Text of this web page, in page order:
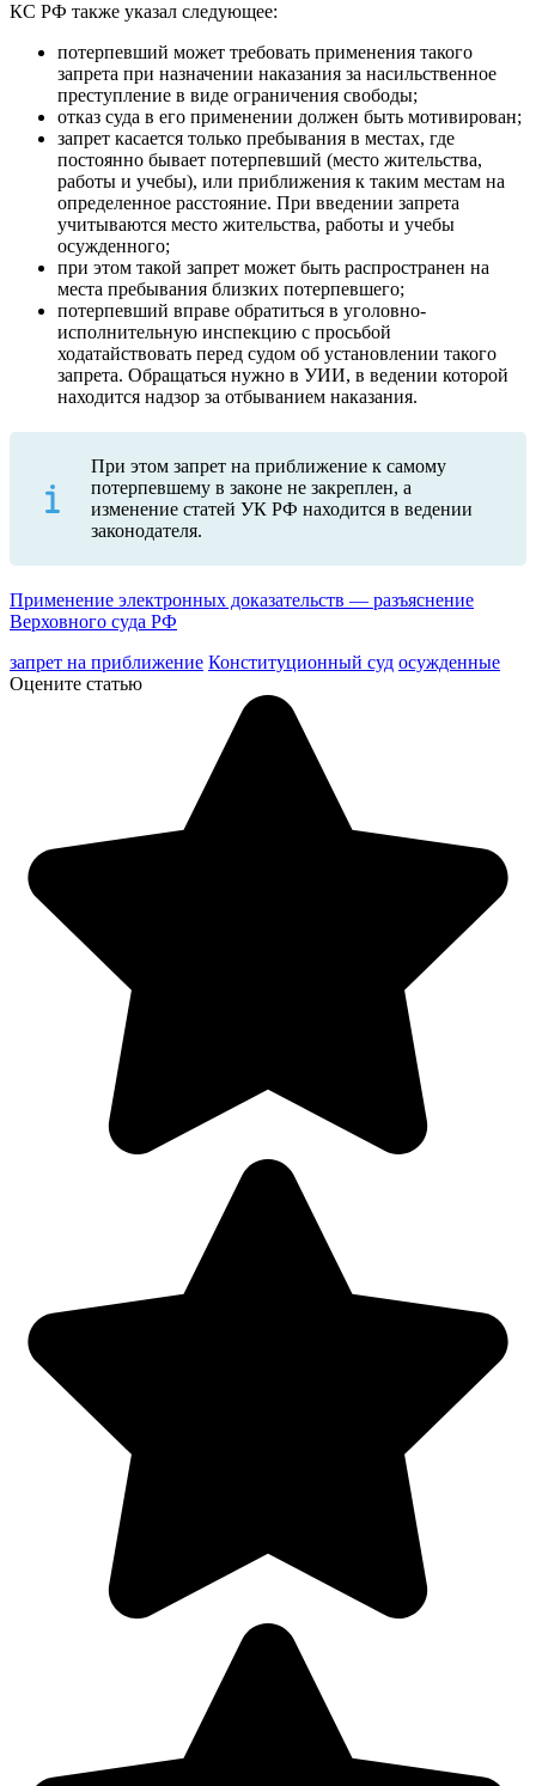
КС РФ также указал следующее:
потерпевший может требовать применения такого
запрета при назначении наказания за насильственное
преступление в виде ограничения свободы;
отказ суда в его применении должен быть мотивирован;
запрет касается только пребывания в местах, где
постоянно бывает потерпевший (место жительства,
работы и учебы), или приближения к таким местам на
определенное расстояние. При введении запрета
учитываются место жительства, работы и учебы
осужденного;
при этом такой запрет может быть распространен на
места пребывания близких потерпевшего;
потерпевший вправе обратиться в уголовно-
исполнительную инспекцию с просьбой
ходатайствовать перед судом об установлении такого
запрета. Обращаться нужно в УИИ, в ведении которой
находится надзор за отбыванием наказания.
При этом запрет на приближение к самому
потерпевшему в законе не закреплен, а
изменение статей УК РФ находится в ведении
законодателя.
Применение электронных доказательств — разъяснение
Верховного суда РФ
запрет на приближение Конституционный суд осужденные
Оцените статью